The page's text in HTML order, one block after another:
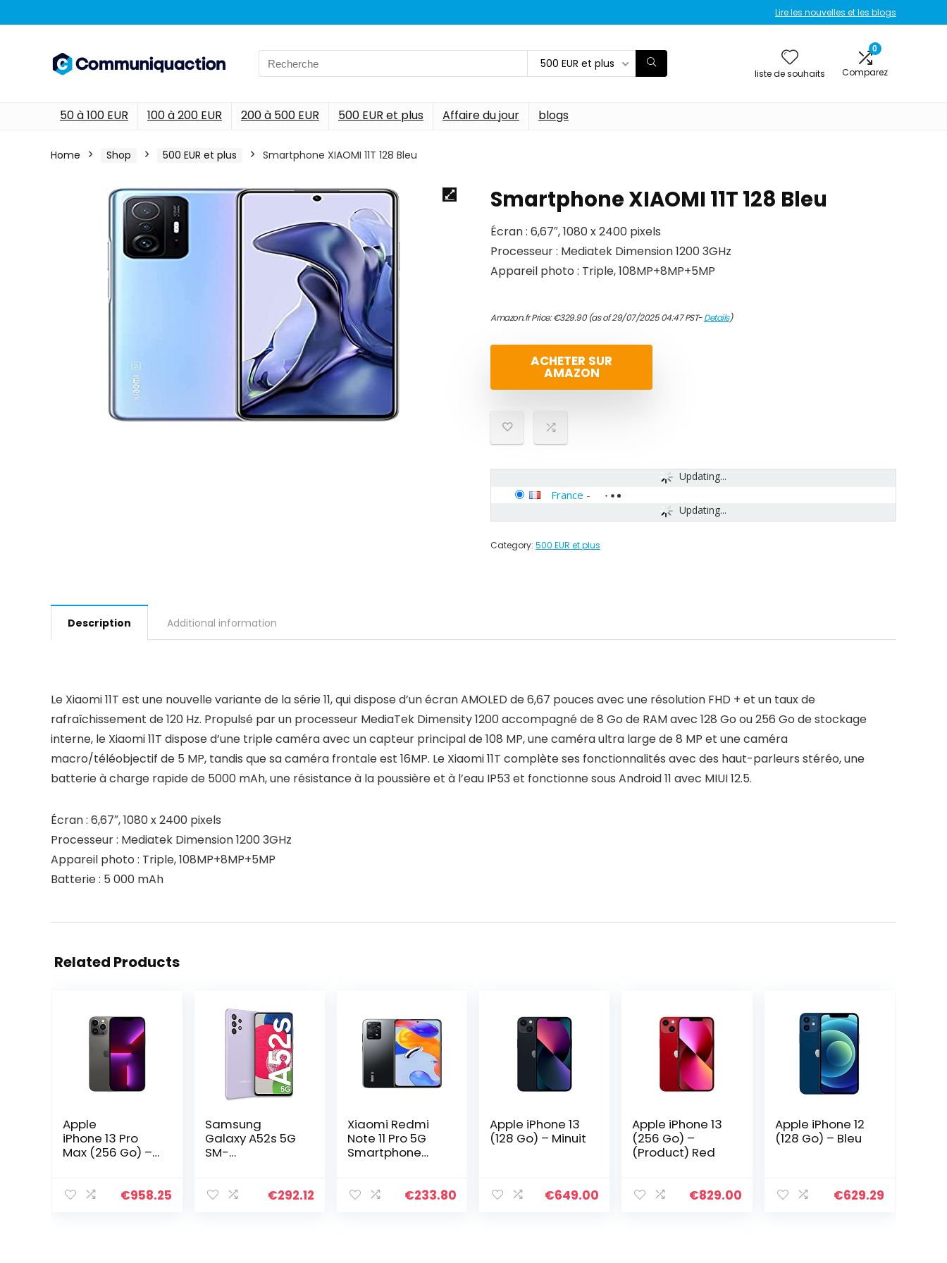
Lire les nouvelles et les blogs
Search
for:
500 EUR et plus
liste de souhaits
0
Comparez
50 à 100 EUR 100 à 200 EUR 200 à 500 EUR 500 EUR et plus Affaire du jour blogs
Home Shop 500 EUR et plus Smartphone XIAOMI 11T 128 Bleu
Smartphone XIAOMI 11T 128 Bleu
Écran : 6,67″, 1080 x 2400 pixels
Processeur : Mediatek Dimension 1200 3GHz
Appareil photo : Triple, 108MP+8MP+5MP
Amazon.fr Price:€329.90(as of 29/07/2025 04:47 PST-Details)
ACHETER SUR
AMAZON
Updating...
Updating...
France -
Category: 500 EUR et plus
Description Additional information
Le Xiaomi 11T est une nouvelle variante de la série 11, qui dispose d’un écran AMOLED de 6,67 pouces avec une résolution FHD + et un taux de
rafraîchissement de 120 Hz. Propulsé par un processeur MediaTek Dimensity 1200 accompagné de 8 Go de RAM avec 128 Go ou 256 Go de stockage
interne, le Xiaomi 11T dispose d’une triple caméra avec un capteur principal de 108 MP, une caméra ultra large de 8 MP et une caméra
macro/téléobjectif de 5 MP, tandis que sa caméra frontale est 16MP. Le Xiaomi 11T complète ses fonctionnalités avec des haut-parleurs stéréo, une
batterie à charge rapide de 5000 mAh, une résistance à la poussière et à l’eau IP53 et fonctionne sous Android 11 avec MIUI 12.5.
Écran : 6,67″, 1080 x 2400 pixels
Processeur : Mediatek Dimension 1200 3GHz
Appareil photo : Triple, 108MP+8MP+5MP
Batterie : 5 000 mAh
Related Products
Apple
iPhone 13 Pro
Max (256 Go) –
€958.25
Samsung
Galaxy A52s 5G
SM-
cm (6.5″) Double
€292.12
Xiaomi Redmi
Note 11 Pro 5G
Smartphone
DotDisplay,
€233.80
Apple iPhone 13
(128 Go) – Minuit
€649.00
Apple iPhone 13
(256 Go) –
(Product) Red
€829.00
Apple iPhone 12
(128 Go) – Bleu
€629.29